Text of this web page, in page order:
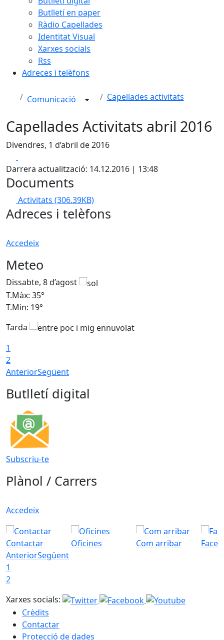
Butlletí en paper
Ràdio Capellades
Identitat Visual
Xarxes socials
Rss
Adreces i telèfons
Comunicació Capellades activitats
Capellades Activitats abril 2016
Divendres, 1 d’abril de 2016
Darrera actualització: 14.12.2016 | 13:48
Documents
Activitats (306.39KB)
Adreces i telèfons
Accedeix
Meteo
Dissabte, 8 d’agost
T.Màx: 35°
T.Min: 19°
Tarda
1
2
AnteriorSegüent
Butlletí digital
Subscriu-te
Plànol / Carrers
Accedeix
Contactar Oficines Com arribar
AnteriorSegüent
1
2
Xarxes socials:
Crèdits
Contactar
Protecció de dades